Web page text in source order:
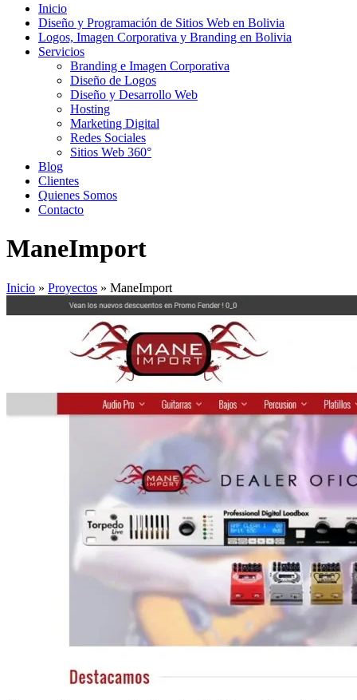
Inicio
Diseño y Programación de Sitios Web en Bolivia
Logos, Imagen Corporativa y Branding en Bolivia
Servicios
Branding e Imagen Corporativa
Diseño de Logos
Diseño y Desarrollo Web
Hosting
Marketing Digital
Redes Sociales
Sitios Web 360°
Blog
Clientes
Quienes Somos
Contacto
ManeImport
Inicio » Proyectos » ManeImport